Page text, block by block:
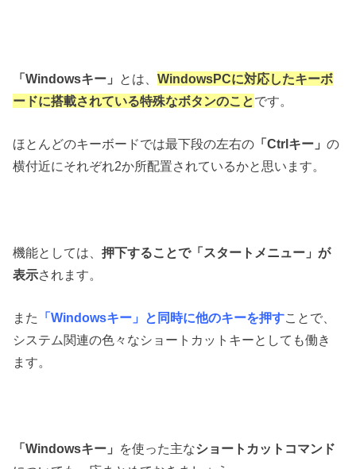
「Windowsキー」 とは、WindowsPCに対応したキーボ
ードに搭載されている特殊なボタンのことです。
ほとんどのキーボードでは最下段の左右の 「Ctrlキー」の
横付近にそれぞれ2か所配置されているかと思います。
機能としては、押下することで「スタートメニュー」が
表示されます。
また 「Windowsキー」と同時に他のキーを押すことで、
システム関連の色々なショートカットキーとしても働き
ます。
「Windowsキー」 を使った主なショートカットコマンド